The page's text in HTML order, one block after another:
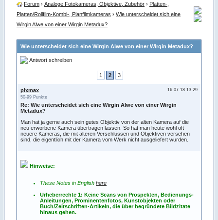
Forum › Analoge Fotokameras, Objektive, Zubehör › Platten-,
Platten/Rollfilm-Kombi-, Planfilmkameras › Wie unterscheidet sich eine
Wirgin Alwe von einer Wirgin Metadux?
Wie unterscheidet sich eine Wirgin Alwe von einer Wirgin Metadux?
Antwort schreiben
1 2 3
16.07.18 13:29
pixmax
50-99 Punkte
Re: Wie unterscheidet sich eine Wirgin Alwe von einer Wirgin
Metadux?
Man hat ja gerne auch sein gutes Objektiv von der alten Kamera auf die
neu erworbene Kamera übertragen lassen. So hat man heute wohl oft
neuere Kameras, die mit älteren Verschlüssen und Objektiven versehen
sind, die eigentlich mit der Kamera vom Werk nicht ausgeliefert wurden.
Hinweise:
These Notes in English here
Urheberrechte 1: Keine Scans von Prospekten, Bedienungs-
Anleitungen, Prominentenfotos, Kunstobjekten oder
Buch/Zeitschriften-Artikeln, die über begründete Bildzitate
hinaus gehen.